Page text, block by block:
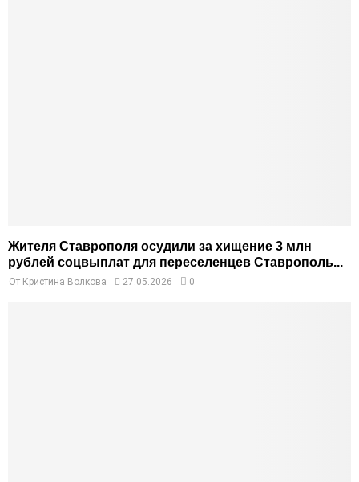
Жителя Ставрополя осудили за хищение 3 млн
рублей соцвыплат для переселенцев Ставрополь...
От Кристина Волкова 27.05.2026 0